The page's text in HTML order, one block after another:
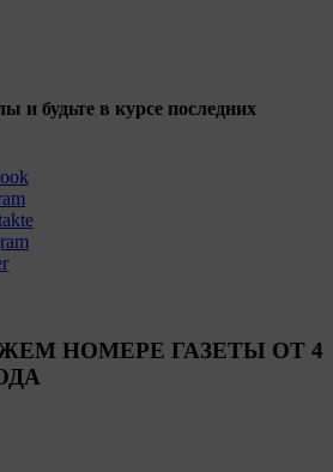
и будьте в курсе последних
НОМЕРЕ ГАЗЕТЫ ОТ 4